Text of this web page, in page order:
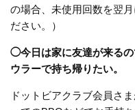
の場合、未使用回数を翌
ださい。）
◯今日は家に友達が来る
ウラーで持ち帰りたい。
ドットビアクラブ会員さ